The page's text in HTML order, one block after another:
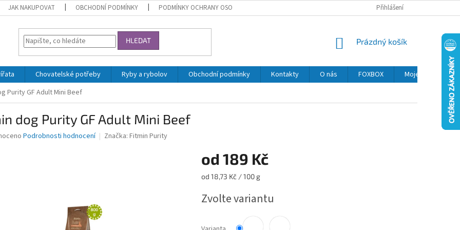
JAK NAKUPOVAT OBCHODNÍ PODMÍNKY PODMÍNKY OCHRANY OSOBNÍCH ÚDAJŮ Přihlášení
HLEDAT
NÁKUPNÍ
Prázdný košík
Chovatelské potřeby Ryby a rybolov Obchodní podmínky Kontakty O nás FOXBOX
Moje objednávka
Purity GF Adult Mini Beef
dog Purity GF Adult Mini Beef
Podrobnosti hodnocení Značka: Fitmin Purity
od 189 Kč
Měrná
od 18,73 Kč / 100 g
Zvolte variantu